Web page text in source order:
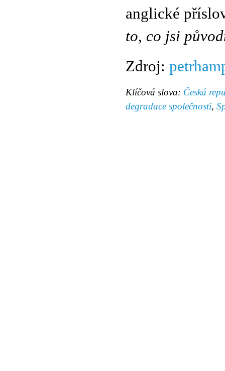
anglické
to, co jsi
Zdroj:
Klíčová slova: Česká
degradace společnosti,